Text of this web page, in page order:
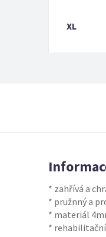
XL
* zahřívá a
* pružnný a
* materiál
*